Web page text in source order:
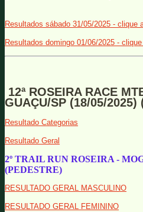
Resultados sábado 31/05/2025 - clique
Resultados domingo 01/06/2025 - clique
12ª ROSEIRA RACE
GUAÇU/SP (18/05/
Resultado Categorias
Resultado Geral
2º TRAIL RUN ROSEIRA -
(PEDESTRE)
RESULTADO GERAL MASCULINO
RESULTADO GERAL FEMININO